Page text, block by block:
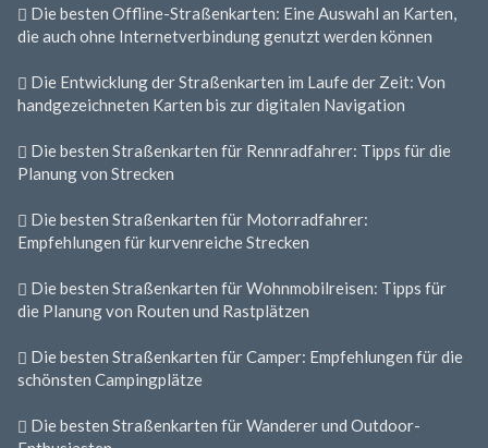
Die besten Offline-Straßenkarten: Eine Auswahl an Karten,
die auch ohne Internetverbindung genutzt werden können
Die Entwicklung der Straßenkarten im Laufe der Zeit: Von
handgezeichneten Karten bis zur digitalen Navigation
Die besten Straßenkarten für Rennradfahrer: Tipps für die
Planung von Strecken
Die besten Straßenkarten für Motorradfahrer:
Empfehlungen für kurvenreiche Strecken
Die besten Straßenkarten für Wohnmobilreisen: Tipps für
die Planung von Routen und Rastplätzen
Die besten Straßenkarten für Camper: Empfehlungen für die
schönsten Campingplätze
Die besten Straßenkarten für Wanderer und Outdoor-